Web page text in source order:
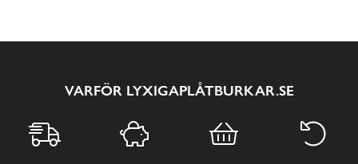
VARFÖR LYXIGAPLÅTBURKAR.SE